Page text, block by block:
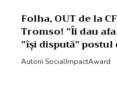
Folha, OUT de la
Tromso! ”Îi dau
”își dispută”
Autorii SocialImpactAward